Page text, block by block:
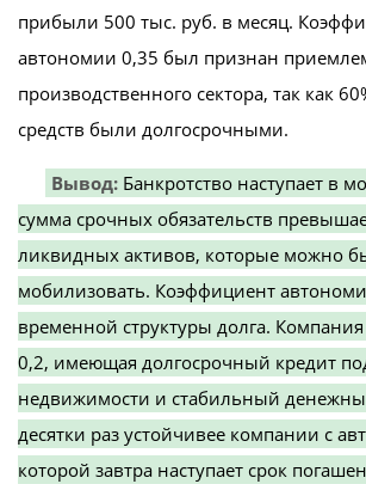
прибыли 500 тыс. руб. в месяц.
автономии 0,35 был признан
производственного сектора, так как
средств были долгосрочными.
Вывод:Банкротство наступает в
сумма срочных обязательств
ликвидных активов, которые можно
мобилизовать. Коэффициент
временной структуры долга.
0,2, имеющая долгосрочный кредит
недвижимости и стабильный
десятки раз устойчивее компании с
которой завтра наступает срок